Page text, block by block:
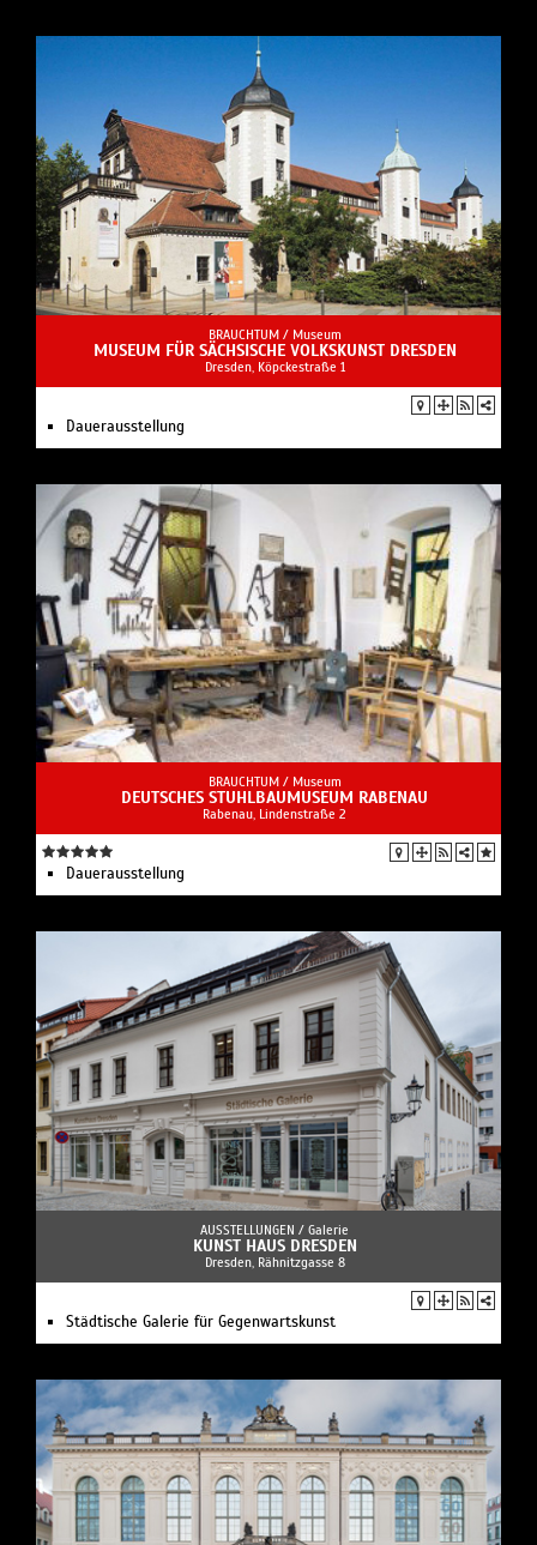
BRAUCHTUM / Museum
MUSEUM FÜR SÄCHSISCHE VOLKSKUNST DRESDEN
Dresden, Köpckestraße 1
Dauerausstellung
BRAUCHTUM / Museum
DEUTSCHES STUHLBAUMUSEUM RABENAU
Rabenau, Lindenstraße 2
Dauerausstellung
AUSSTELLUNGEN / Galerie
KUNST HAUS DRESDEN
Dresden, Rähnitzgasse 8
Städtische Galerie für Gegenwartskunst